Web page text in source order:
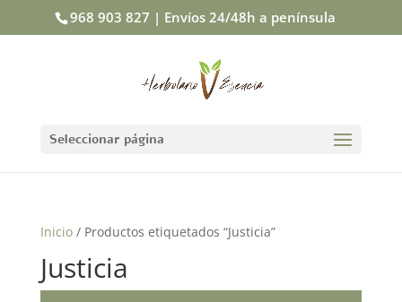
968 903 827 | Envíos 24/48h a península
Seleccionar página
Inicio/ Productos etiquetados “Justicia”
Justicia